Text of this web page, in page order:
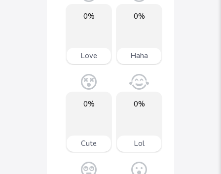
0%
Haha
0%
Love
0%
Lol
0%
Cute